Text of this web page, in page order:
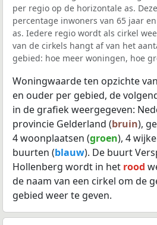
per regio op de horizontale as.
percentage inwoners van 65 jaar
as. Iedere regio wordt als cirkel
van de cirkels hangt af van het
gebied: hoe meer woningen, hoe
Woningwaarde ten opzichte
en ouder per gebied, de
in de grafiek weergegeven:
provincie Gelderland (bruin),
4 woonplaatsen (groen), 4
buurten (blauw). De buurt
Hollenberg wordt in het rood
de naam van een cirkel om de
gebied weer te geven.